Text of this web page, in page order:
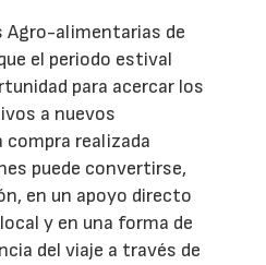
Agro-alimentarias de
el periodo estival
para acercar los
a nuevos
compra realizada
puede convertirse,
en un apoyo directo
y en una forma de
del viaje a través de